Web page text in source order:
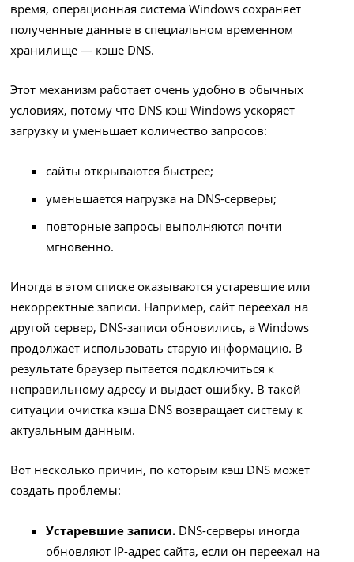
время, операционная система Windows сохраняет
полученные данные в специальном временном
хранилище — кэше DNS.
Этот механизм работает очень удобно в обычных
условиях, потому что DNS кэш Windows ускоряет
загрузку и уменьшает количество запросов:
сайты открываются быстрее;
уменьшается нагрузка на DNS-серверы;
повторные запросы выполняются почти
мгновенно.
Иногда в этом списке оказываются устаревшие или
некорректные записи. Например, сайт переехал на
другой сервер, DNS‑записи обновились, а Windows
продолжает использовать старую информацию. В
результате браузер пытается подключиться к
неправильному адресу и выдает ошибку. В такой
ситуации очистка кэша DNS возвращает систему к
актуальным данным.
Вот несколько причин, по которым кэш DNS может
создать проблемы:
Устаревшие записи. DNS-серверы иногда
обновляют IP-адрес сайта, если он переехал на